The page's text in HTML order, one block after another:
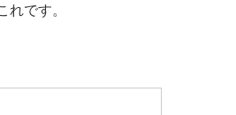
れです。